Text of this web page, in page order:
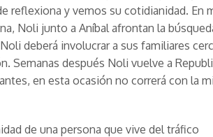
reflexiona y vemos su cotidianidad. En
Noli junto a Aníbal afrontan la
deberá involucrar a sus familiares
Semanas después Noli vuelve a
en esta ocasión no correrá con la
de una persona que vive del tráfico